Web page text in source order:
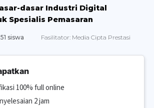
dasar Industri Digital
Spesialis Pemasaran
51 siswa Fasilitator: Media Cipta Prestasi
100% full online
2 jam